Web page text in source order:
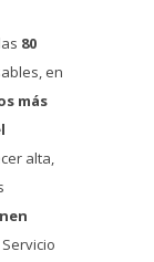
80
en
más
alta,